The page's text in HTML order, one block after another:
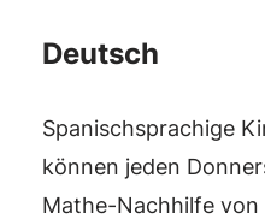
Deutsch
Spanischsprachige
können jeden
Mathe-Nachhilfe